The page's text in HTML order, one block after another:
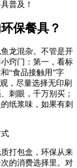
保餐具？
龙混杂。不管是开
窍门：第一，看标
“食品接触用”字
，尽量选择无印刷
刺眼，千万别买；
纸浆味，如果有刺
打包盒，环保从来
的消费选择里。对